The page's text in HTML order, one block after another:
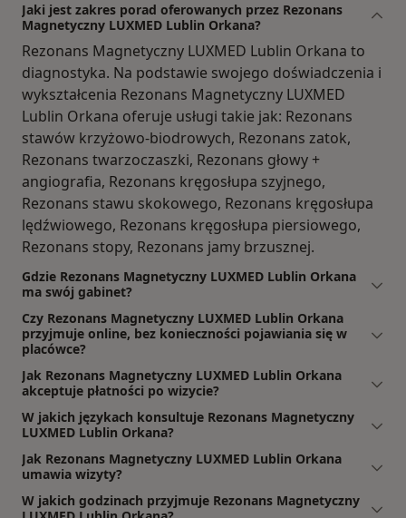
Jaki jest zakres porad oferowanych przez Rezonans
Magnetyczny LUXMED Lublin Orkana?
Rezonans Magnetyczny LUXMED Lublin Orkana to
diagnostyka. Na podstawie swojego doświadczenia i
wykształcenia Rezonans Magnetyczny LUXMED
Lublin Orkana oferuje usługi takie jak: Rezonans
stawów krzyżowo-biodrowych, Rezonans zatok,
Rezonans twarzoczaszki, Rezonans głowy +
angiografia, Rezonans kręgosłupa szyjnego,
Rezonans stawu skokowego, Rezonans kręgosłupa
lędźwiowego, Rezonans kręgosłupa piersiowego,
Rezonans stopy, Rezonans jamy brzusznej.
Gdzie Rezonans Magnetyczny LUXMED Lublin Orkana
ma swój gabinet?
Czy Rezonans Magnetyczny LUXMED Lublin Orkana
przyjmuje online, bez konieczności pojawiania się w
placówce?
Jak Rezonans Magnetyczny LUXMED Lublin Orkana
akceptuje płatności po wizycie?
W jakich językach konsultuje Rezonans Magnetyczny
LUXMED Lublin Orkana?
Jak Rezonans Magnetyczny LUXMED Lublin Orkana
umawia wizyty?
W jakich godzinach przyjmuje Rezonans Magnetyczny